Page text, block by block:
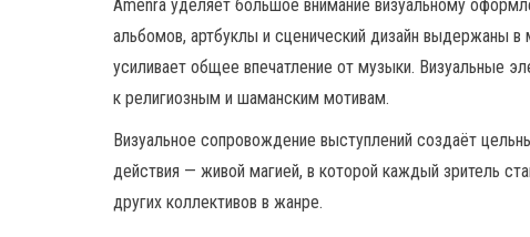
Amenra уделяет большое внимание визуальному
альбомов, артбуклы и сценический дизайн выдержаны в
усиливает общее впечатление от музыки. Визуальные
к религиозным и шаманским мотивам.
Визуальное сопровождение выступлений создаёт
действия — живой магией, в которой каждый зритель
других коллективов в жанре.